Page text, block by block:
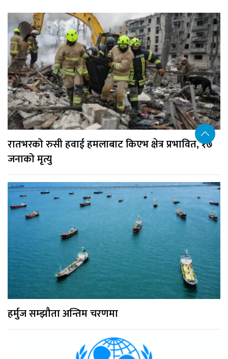
रातभरको रुसी हवाई हमलाबाट किएभ क्षेत्र प्रभावित, १७
जनाको मृत्यु
हर्मुज सम्झौता अन्तिम चरणमा